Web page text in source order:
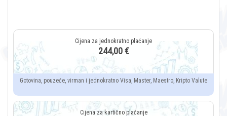
244,00 €
Gotovina, pouzeće, virman i jednokratno Visa, Master, Maestro, Kripto Valute